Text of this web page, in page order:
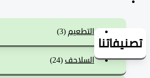
التطعيم(3)
السلاحف(24)